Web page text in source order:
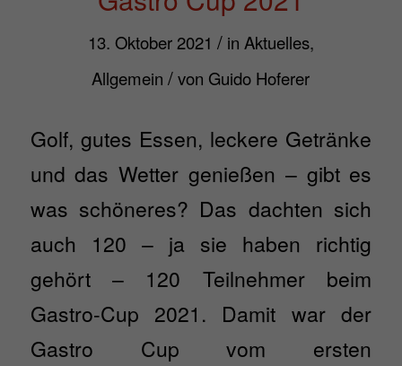
13. Oktober 2021 / in Aktuelles,
Allgemein / von Guido Hoferer
Golf, gutes Essen, leckere Getränke
und das Wetter genießen – gibt es
was schöneres? Das dachten sich
auch 120 – ja sie haben richtig
gehört – 120 Teilnehmer beim
Gastro-Cup 2021. Damit war der
Gastro Cup vom ersten